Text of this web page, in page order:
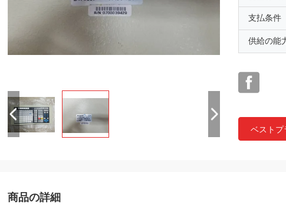
支払条件
供給の能
ベストプ
商品の詳細